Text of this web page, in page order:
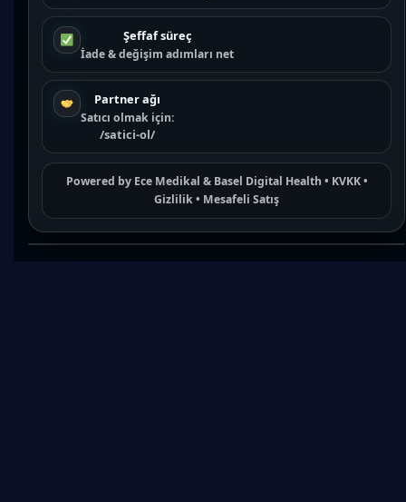
Şeffaf süreç
İade & değişim adımları net
Partner ağı
Satıcı olmak için:
/satici-ol/
Powered by Ece Medikal & Basel Digital Health • KVKK•
Gizlilik• Mesafeli Satış